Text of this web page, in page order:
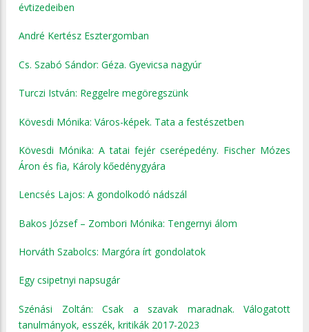
évtizedeiben
André Kertész Esztergomban
Cs. Szabó Sándor: Géza. Gyevicsa nagyúr
Turczi István: Reggelre megöregszünk
Kövesdi Mónika: Város-képek. Tata a festészetben
Kövesdi Mónika: A tatai fejér cserépedény. Fischer Mózes
Áron és fia, Károly kőedénygyára
Lencsés Lajos: A gondolkodó nádszál
Bakos József – Zombori Mónika: Tengernyi álom
Horváth Szabolcs: Margóra írt gondolatok
Egy csipetnyi napsugár
Szénási Zoltán: Csak a szavak maradnak. Válogatott
tanulmányok, esszék, kritikák 2017-2023